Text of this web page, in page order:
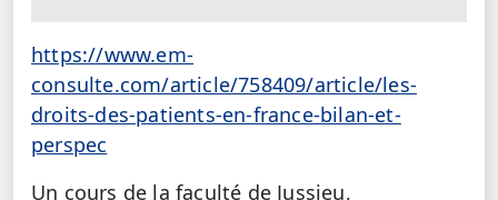
https://www.em-
consulte.com/article/758409/article/les-
droits-des-patients-en-france-bilan-et-
perspec
Un cours de la faculté de Jussieu,